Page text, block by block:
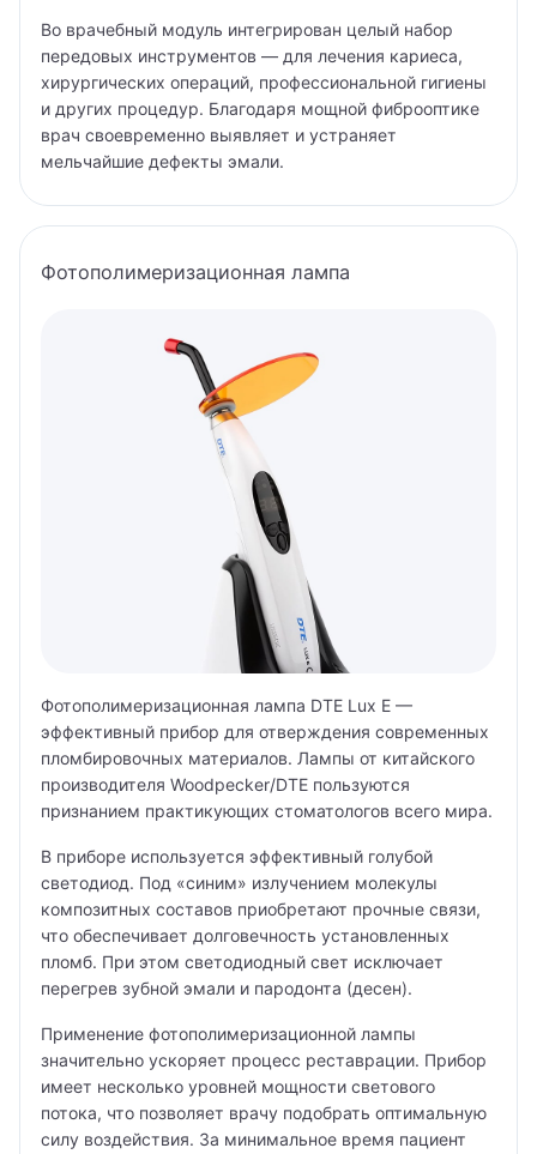
Во врачебный модуль интегрирован целый набор
передовых инструментов — для лечения кариеса,
хирургических операций, профессиональной гигиены
и других процедур. Благодаря мощной фиброоптике
врач своевременно выявляет и устраняет
мельчайшие дефекты эмали.
Фотополимеризационная лампа
Фотополимеризационная лампа DTE Lux E —
эффективный прибор для отверждения современных
пломбировочных материалов. Лампы от китайского
производителя Woodpecker/DTE пользуются
признанием практикующих стоматологов всего мира.
В приборе используется эффективный голубой
светодиод. Под «синим» излучением молекулы
композитных составов приобретают прочные связи,
что обеспечивает долговечность установленных
пломб. При этом светодиодный свет исключает
перегрев зубной эмали и пародонта (десен).
Применение фотополимеризационной лампы
значительно ускоряет процесс реставрации. Прибор
имеет несколько уровней мощности светового
потока, что позволяет врачу подобрать оптимальную
силу воздействия. За минимальное время пациент